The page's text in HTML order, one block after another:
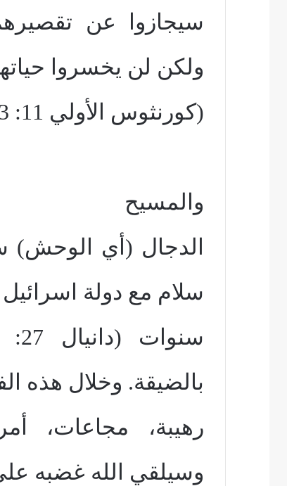
سيجازوا عن
ولكن لن يخسروا
(كورنثوس الأولي 11: 3-15 وكورنثوس الثانية 10: 5).
والمسيح
الدجال (أي الوحش)
سلام مع دولة
بالضيقة. وخلال هذه
رهيبة، مجاعات،
وسيلقي الله غضبه